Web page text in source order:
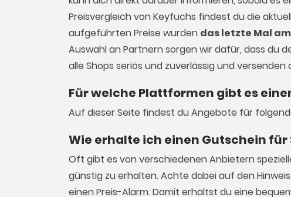
Preisvergleich von Keyfuchs findest du die
aufgeführten Preise wurden das letzte Mal
Auswahl an Partnern sorgen wir dafür, dass du
alle Shops seriös und zuverlässig und
Für welche Plattformen gibt es
Auf dieser Seite findest du Angebote für
Wie erhalte ich einen Gutschein
Oft gibt es von verschiedenen Anbietern
günstig zu erhalten. Achte dabei auf den
einen Preis-Alarm. Damit erhältst du eine